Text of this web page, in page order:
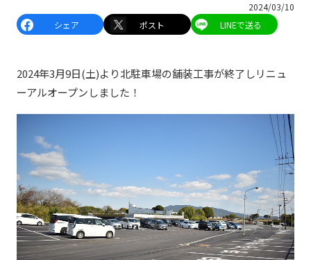
2024/03/10
シェア
ポスト LINEで送る
2024年3月9日(土)より北駐車場の舗装工事が終了しリニュ
ーアルオープンしました！